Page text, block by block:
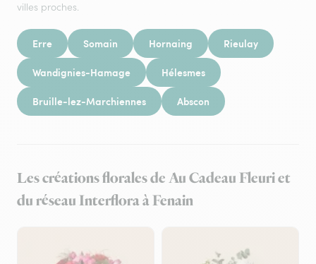
villes proches.
Erre Somain Hornaing Rieulay
Wandignies-Hamage Hélesmes
Bruille-lez-Marchiennes Abscon
Les créations florales de Au Cadeau Fleuri et
du réseau Interflora à Fenain